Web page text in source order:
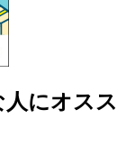
にオスス